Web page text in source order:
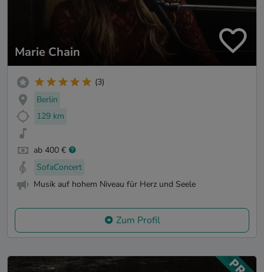
Marie Chain
(3)
Berlin
129 km
ab 400 €
SofaConcert
Musik auf hohem Niveau für Herz und Seele
Zum Profil